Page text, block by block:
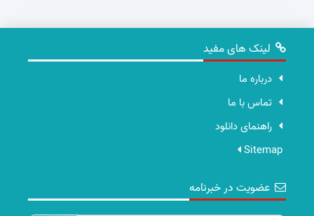
لینک های مفید
درباره ما
تماس با ما
راهنمای دانلود
Sitemap
عضویت در خبرنامه